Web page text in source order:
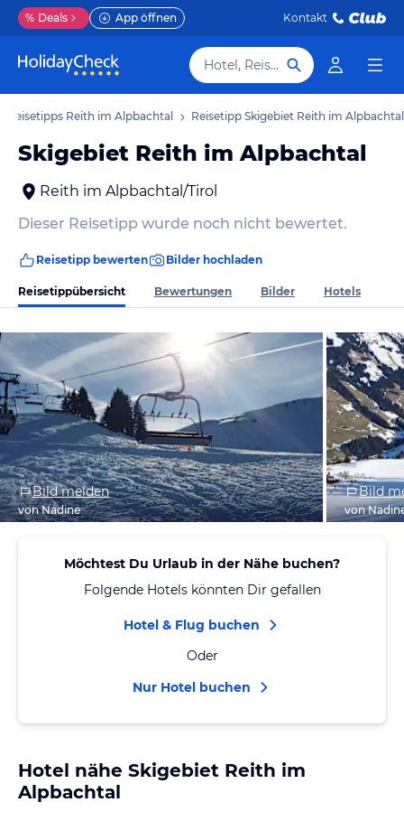
% Deals App öffnen Kontakt
Hotel, Reiseziel
Reisetipps Reith im Alpbachtal Reisetipp Skigebiet Reith im Alpbachtal
Skigebiet Reith im Alpbachtal
Reith im Alpbachtal/Tirol
Dieser Reisetipp wurde noch nicht bewertet.
Reisetipp bewerten Bilder hochladen
Reisetippübersicht Bewertungen Bilder Hotels
Bild melden
von Nadine
Bild
von
Möchtest Du Urlaub in der Nähe buchen?
Folgende Hotels könnten Dir gefallen
Hotel & Flug buchen
Oder
Nur Hotel buchen
Hotel nähe Skigebiet Reith im
Alpbachtal